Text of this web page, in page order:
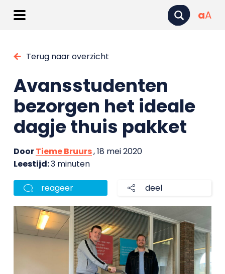
aA
Terug naar overzicht
Avansstudenten
bezorgen het ideale
dagje thuis pakket
DoorTieme Bruurs, 18 mei 2020
Leestijd:3 minuten
reageer deel